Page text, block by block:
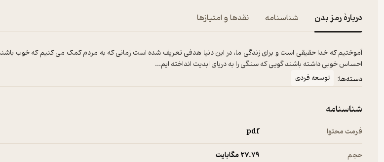
دربارۀ رمز بدن شناسنامه نقدها و امتیازها
آموختیم که خدا حقیقی است و برای زندگی ما، در این دنیا هدفی تعریف شده است زمانی که به مردم کمک می کنیم که خوب
احساس خوبی داشته باشند گویی که سنگی را به دریای ابدیت انداخته ایم...
دسته‌ها: توسعه فردی
شناسنامه
فرمت محتوا pdf
حجم 27.۷۹ مگابایت